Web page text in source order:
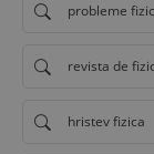
probleme
revista de
hristev fizica